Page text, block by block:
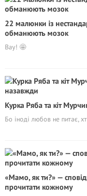
22 малюнки із
обманюють мозок
Вау! 🤩
Курка Ряба та кіт
Бо іноді любов не питає,
«Мамо, як ти?» —
прочитати кожному